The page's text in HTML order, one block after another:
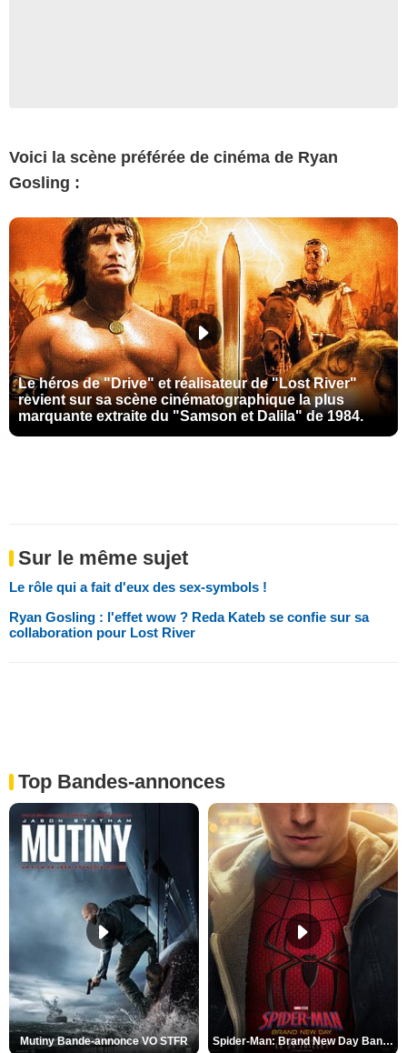
Voici la scène préférée de cinéma de Ryan
Gosling :
Le héros de "Drive" et réalisateur de "Lost River"
revient sur sa scène cinématographique la plus
marquante extraite du "Samson et Dalila" de 1984.
Sur le même sujet
Le rôle qui a fait d'eux des sex-symbols !
Ryan Gosling : l'effet wow ? Reda Kateb se confie sur sa
collaboration pour Lost River
Top Bandes-annonces
Mutiny Bande-annonce VO STFR Spider-Man: Brand New Day Bande-annonce VO STFR